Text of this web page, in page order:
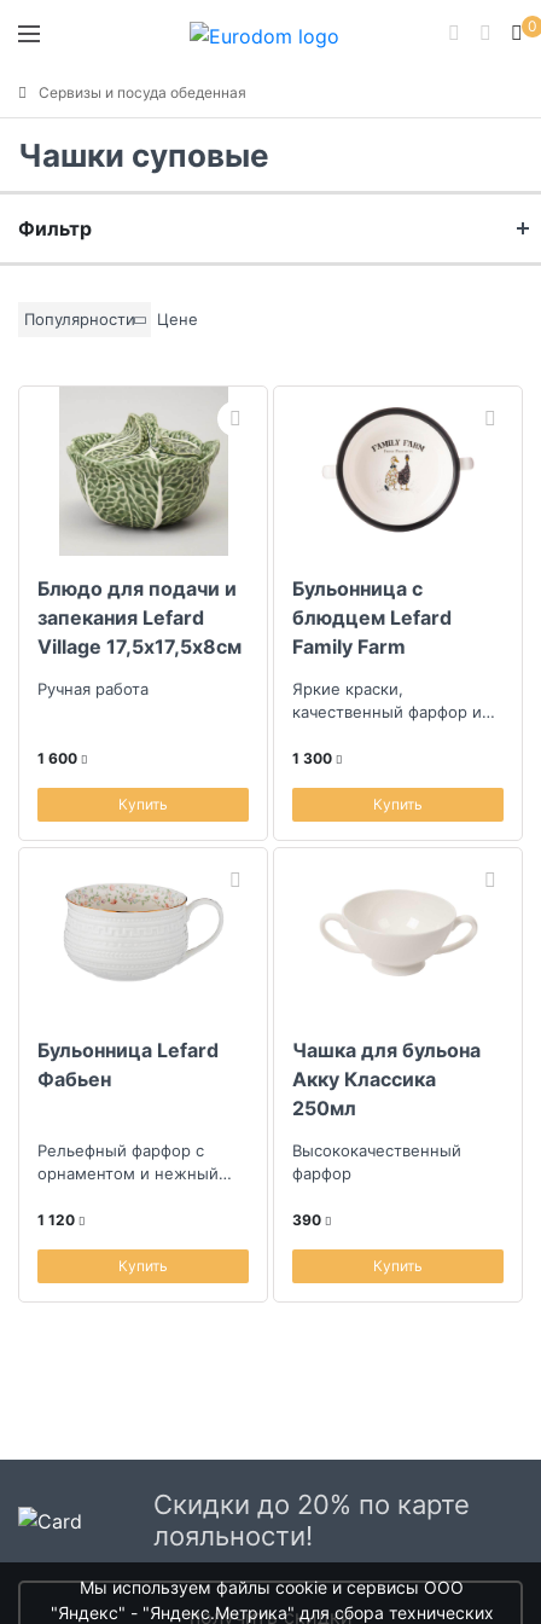
0
Сервизы и посуда обеденная
Чашки суповые
Фильтр
Цвет основы
Популярности Цене
Блюдо для подачи и
запекания Lefard
Village 17,5х17,5х8см
Ручная работа
1 600
Купить
Бульонница с
блюдцем Lefard
Family Farm
Яркие краски,
качественный фарфор и
1 300
Купить
Бульонница Lefard
Фабьен
Рельефный фарфор с
орнаментом и нежный
окантовкой
1 120
Купить
Чашка для бульона
Акку Классика
250мл
Высококачественный
фарфор
390
Купить
Скидки до 20% по карте
лояльности!
получить скидки
Мы используем файлы cookie и сервисы ООО
"Яндекс" - "Яндекс.Метрика" для сбора технических